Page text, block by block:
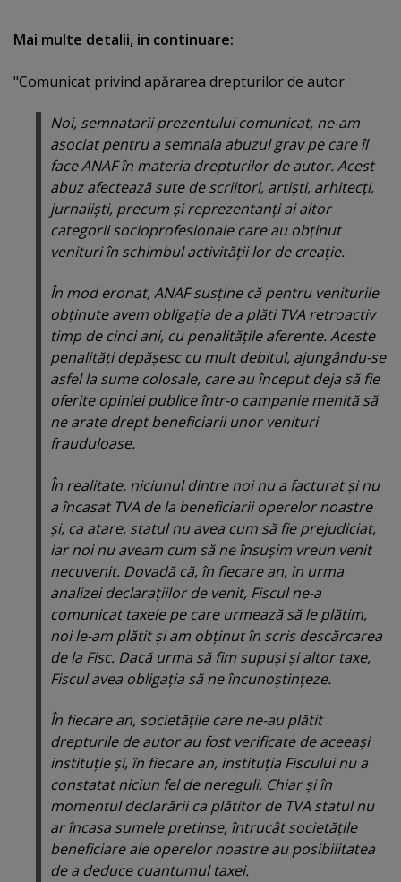
Mai multe detalii, in continuare:
"Comunicat privind apărarea drepturilor de autor
Noi, semnatarii prezentului comunicat, ne-am
asociat pentru a semnala abuzul grav pe care îl
face ANAF în materia drepturilor de autor. Acest
abuz afectează sute de scriitori, artişti, arhitecţi,
jurnalişti, precum şi reprezentanţi ai altor
categorii socioprofesionale care au obţinut
venituri în schimbul activităţii lor de creaţie.
În mod eronat, ANAF susţine că pentru veniturile
obţinute avem obligaţia de a plăti TVA retroactiv
timp de cinci ani, cu penalităţile aferente. Aceste
penalităţi depăşesc cu mult debitul, ajungându-se
asfel la sume colosale, care au început deja să fie
oferite opiniei publice într-o campanie menită să
ne arate drept beneficiarii unor venituri
frauduloase.
În realitate, niciunul dintre noi nu a facturat şi nu
a încasat TVA de la beneficiarii operelor noastre
şi, ca atare, statul nu avea cum să fie prejudiciat,
iar noi nu aveam cum să ne însuşim vreun venit
necuvenit. Dovadă că, în fiecare an, in urma
analizei declaraţiilor de venit, Fiscul ne-a
comunicat taxele pe care urmează să le plătim,
noi le-am plătit şi am obţinut în scris descărcarea
de la Fisc. Dacă urma să fim supuşi şi altor taxe,
Fiscul avea obligaţia să ne încunoştinţeze.
În fiecare an, societăţile care ne-au plătit
drepturile de autor au fost verificate de aceeaşi
instituţie şi, în fiecare an, instituţia Fiscului nu a
constatat niciun fel de nereguli. Chiar şi în
momentul declarării ca plătitor de TVA statul nu
ar încasa sumele pretinse, întrucât societăţile
beneficiare ale operelor noastre au posibilitatea
de a deduce cuantumul taxei.